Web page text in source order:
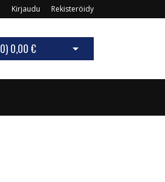
Kirjaudu Rekisteröidy
0) 0,00 € Avaa ostoskori